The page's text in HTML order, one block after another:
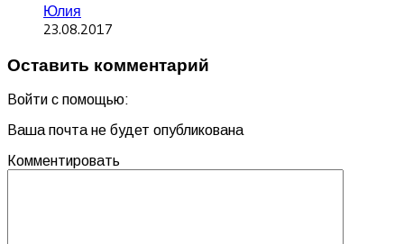
Юлия
23.08.2017
Оставить комментарий
Войти с помощью:
Ваша почта не будет опубликована
Комментировать